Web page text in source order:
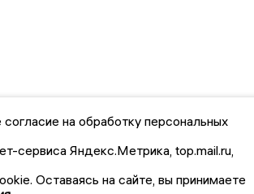
на обработку персональных
сервиса Яндекс.Метрика, top.mail.ru,
Оставаясь на сайте, вы принимаете